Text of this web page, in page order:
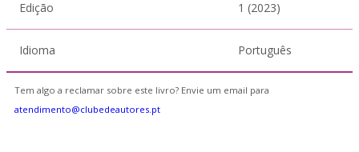
Edição 1 (2023)
Idioma Português
Tem algo a reclamar sobre este livro? Envie um email para
atendimento@clubedeautores.pt